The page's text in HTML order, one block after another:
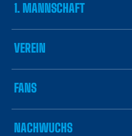
1. MANNSCHAFT
VEREIN
FANS
NACHWUCHS